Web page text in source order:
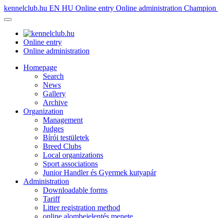
kennelclub.hu EN HU Online entry Online administration Champion
Online entry
Online administration
Homepage
Search
News
Gallery
Archive
Organization
Management
Judges
Bírói testületek
Breed Clubs
Local organizations
Sport associations
Junior Handler és Gyermek kutyapár
Administration
Downloadable forms
Tariff
Litter registration method
online alombejelentés menete